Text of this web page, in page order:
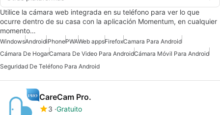
Utilice la cámara web integrada en su teléfono para ver lo que
ocurre dentro de su casa con la aplicación Momentum, en cualquier
momento…
WindowsAndroidiPhonePWAWeb appsFirefoxCamara Para Android
Cámara De HogarCamara De Video Para AndroidCámara Móvil Para Android
Seguridad De Teléfono Para Android
CareCam Pro.
3 Gratuito